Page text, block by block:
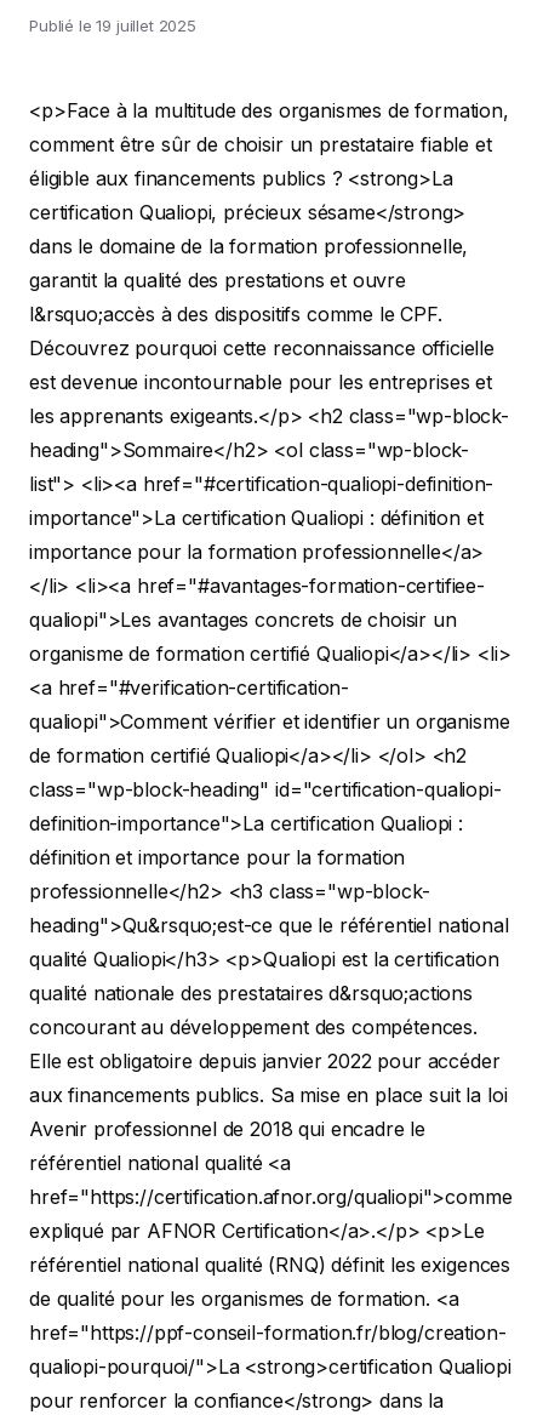
Publié le19 juillet 2025
<p>Face à la multitude des organismes de formation,
comment être sûr de choisir un prestataire fiable et
éligible aux financements publics ? <strong>La
certification Qualiopi, précieux sésame</strong>
dans le domaine de la formation professionnelle,
garantit la qualité des prestations et ouvre
l&rsquo;accès à des dispositifs comme le CPF.
Découvrez pourquoi cette reconnaissance officielle
est devenue incontournable pour les entreprises et
les apprenants exigeants.</p> <h2 class="wp-block-
heading">Sommaire</h2> <ol class="wp-block-
list"> <li><a href="#certification-qualiopi-definition-
importance">La certification Qualiopi : définition et
importance pour la formation professionnelle</a>
</li> <li><a href="#avantages-formation-certifiee-
qualiopi">Les avantages concrets de choisir un
organisme de formation certifié Qualiopi</a></li> <li>
<a href="#verification-certification-
qualiopi">Comment vérifier et identifier un organisme
de formation certifié Qualiopi</a></li> </ol> <h2
class="wp-block-heading" id="certification-qualiopi-
definition-importance">La certification Qualiopi :
définition et importance pour la formation
professionnelle</h2> <h3 class="wp-block-
heading">Qu&rsquo;est-ce que le référentiel national
qualité Qualiopi</h3> <p>Qualiopi est la certification
qualité nationale des prestataires d&rsquo;actions
concourant au développement des compétences.
Elle est obligatoire depuis janvier 2022 pour accéder
aux financements publics. Sa mise en place suit la loi
Avenir professionnel de 2018 qui encadre le
référentiel national qualité <a
href="https://certification.afnor.org/qualiopi">comme
expliqué par AFNOR Certification</a>.</p> <p>Le
référentiel national qualité (RNQ) définit les exigences
de qualité pour les organismes de formation. <a
href="https://ppf-conseil-formation.fr/blog/creation-
qualiopi-pourquoi/">La <strong>certification Qualiopi
pour renforcer la confiance</strong> dans la